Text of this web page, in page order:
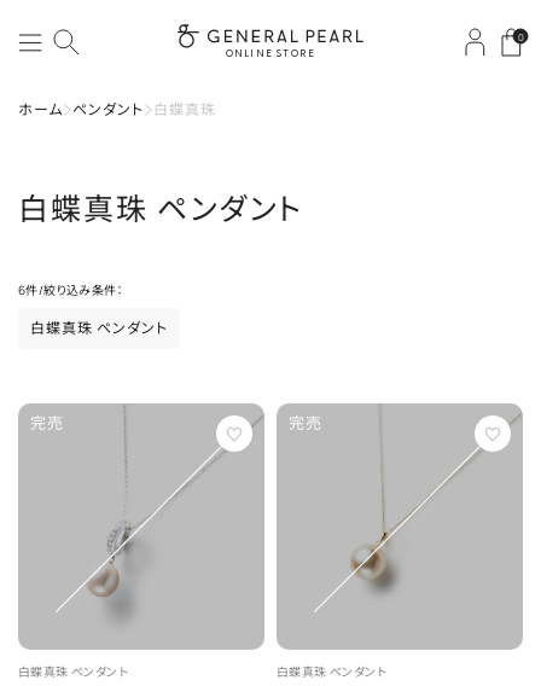
ONLINE STORE
0
ホーム ペンダント 白蝶真珠
白蝶真珠 ペンダント
6件/絞り込み条件：
白蝶真珠 ペンダント
白蝶真珠 ペンダント
完売
白蝶真珠 ペンダント
完売